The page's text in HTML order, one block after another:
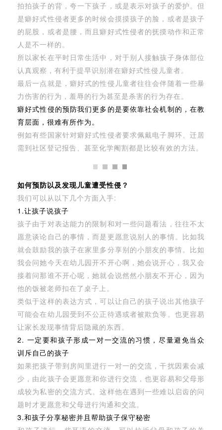
拍拍孩子的背，夸一下孩子，或是表示对孩子的爱护。但
是癖好式性侵者更多的时候会摸摸孩子的脸，或者是孩子
的屁股，或者是腰，而且癖好式性侵者的抚摸动作和正常
人是不一样的。
所以家长在平时日常生活中，对于别人接触孩子身体部位
认真观察，有利于提早识别潜在癖好式性侵儿童者。
最后一点就是，癖好式的性侵儿童者往往会伴随着一些暴
力伤害的行为，羞辱的行为甚至是杀害的行为存在。
癖好式性侵的预防我们更多的是要依靠社会机制的，在教
育层面，很难有所作为。
例如有些国家针对癖好式性侵者要求佩戴电子脚环、迁居
需到社区登记报告、甚至化学阉割都是比较有效的方法。
如何预防以及发现儿童遭受性侵？
我们可以从以下几个方面入手:
1.让孩子说孩子
孩子由于对表达能力的限制和对一些问题看法，往往不太
愿意谈论自己的事情，而是更愿意说别人的事情。比如我
就会鼓励我的孩子在家里多分享别的小朋友的事情。比如
我会问她今天在幼儿园开不开心啊，她会说开心，我又会
接着问那谁不开心呢，她就会说然然小朋友不开心，因为
他的饭被老师扣在了桌子上。
类似于这样的表达方式，可以让自己的孩子说出其他孩子
可能会在幼儿园受到不公正待遇或者被欺负等。也更容易
让家长发现事情背后隐藏的东西。
2. 一定要和孩子形成一对一交流的习惯，尽量避免当众
训斥自己的孩子
如果把孩子带到房间里进行一对一的交流，干扰因素会减
少，由此孩子会更愿意和你进行交流，也更容易和父母形
成较为私密的交流方式。这样他在遇到一些难以启齿的问
题时才更愿意和父母进行沟通和交流。
3.和孩子分享秘密并且帮助孩子保守秘密